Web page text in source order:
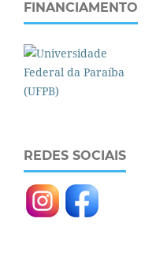
FINANCIAMENTO
REDES SOCIAIS